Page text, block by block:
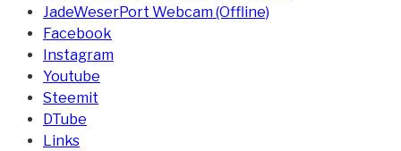
JadeWeserPort Webcam (Offline)
Facebook
Instagram
Youtube
Steemit
DTube
Links